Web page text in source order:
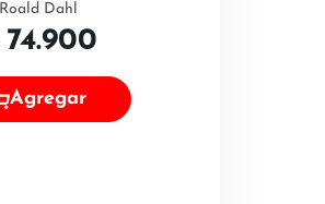
Roald Dahl
74.900
Agregar